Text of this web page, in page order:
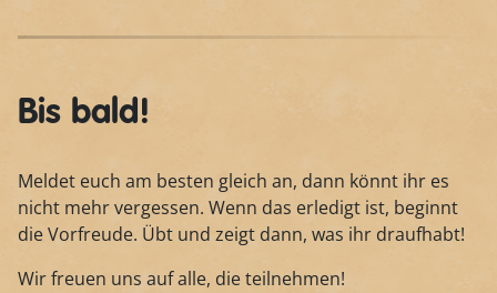
Bis bald!
Meldet euch am besten gleich an, dann könnt ihr es
nicht mehr vergessen. Wenn das erledigt ist, beginnt
die Vorfreude. Übt und zeigt dann, was ihr draufhabt!
Wir freuen uns auf alle, die teilnehmen!